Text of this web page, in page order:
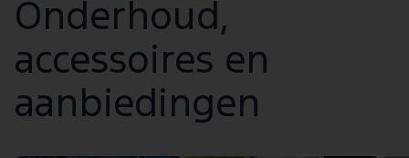
Onderhoud,
accessoires en
aanbiedingen